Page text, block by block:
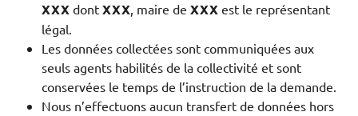
XXX dont XXX, maire de XXX est le représentant
légal.
Les données collectées sont communiquées aux
seuls agents habilités de la collectivité et sont
conservées le temps de l’instruction de la demande.
Nous n’effectuons aucun transfert de données hors